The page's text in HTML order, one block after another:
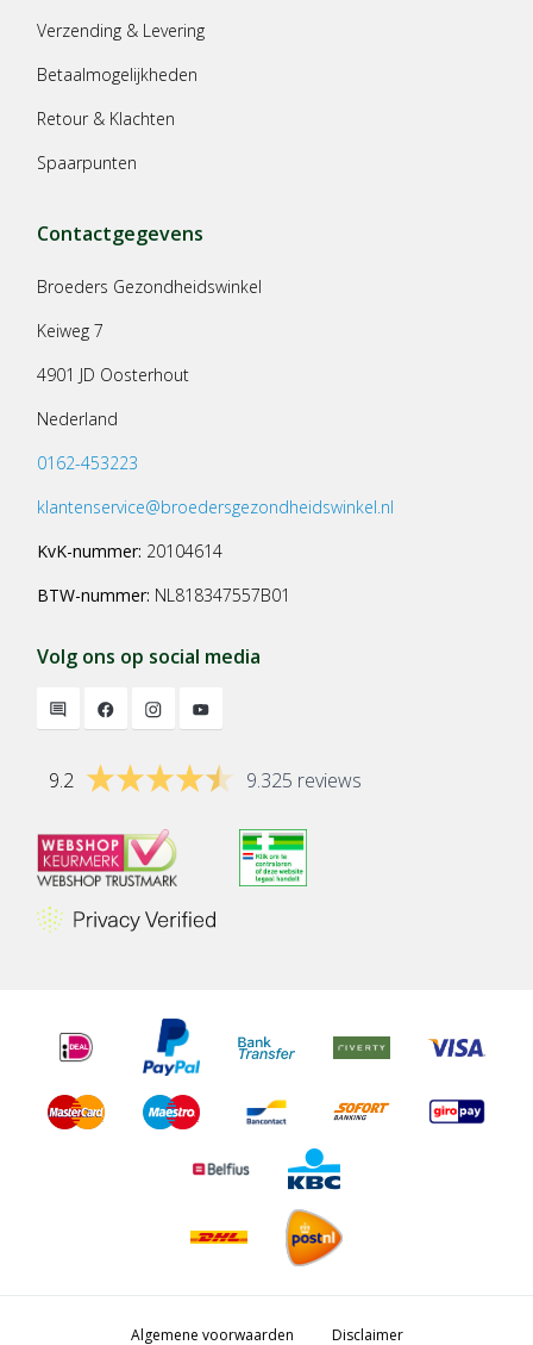
Verzending & Levering
Betaalmogelijkheden
Retour & Klachten
Spaarpunten
Contactgegevens
Broeders Gezondheidswinkel
Keiweg 7
4901 JD Oosterhout
Nederland
0162-453223
klantenservice@broedersgezondheidswinkel.nl
KvK-nummer: 20104614
BTW-nummer: NL818347557B01
Volg ons op social media
9.2 9.325 reviews
Algemene voorwaarden Disclaimer